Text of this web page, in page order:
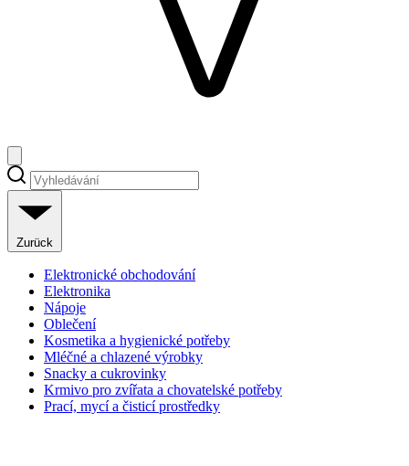
Zurück
Elektronické obchodování
Elektronika
Nápoje
Oblečení
Kosmetika a hygienické potřeby
Mléčné a chlazené výrobky
Snacky a cukrovinky
Krmivo pro zvířata a chovatelské potřeby
Prací, mycí a čisticí prostředky